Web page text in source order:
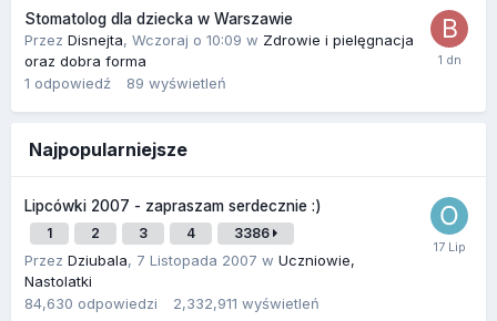
Stomatolog dla dziecka w Warszawie
Przez Disnejta, Wczoraj o 10:09 w Zdrowie i pielęgnacja
oraz dobra forma
1 odpowiedź 89 wyświetleń
Najpopularniejsze
Lipcówki 2007 - zapraszam serdecznie :)
1 2 3 4 3386
Przez Dziubala, 7 Listopada 2007 w Uczniowie,
Nastolatki
84,630 odpowiedzi 2,332,911 wyświetleń